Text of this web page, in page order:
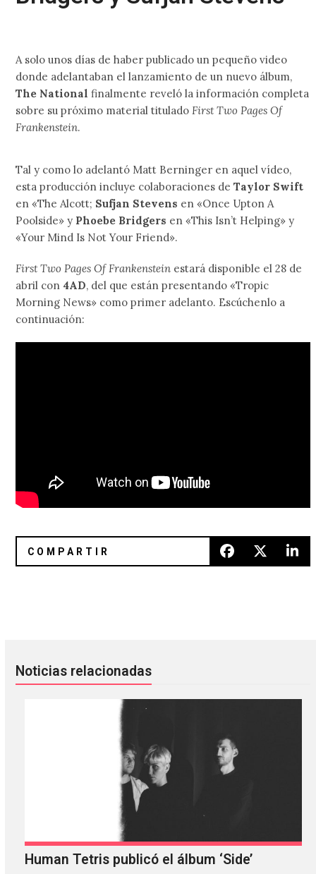
A solo unos días de haber publicado un pequeño video
donde adelantaban el lanzamiento de un nuevo álbum,
The National finalmente reveló la información completa
sobre su próximo material titulado First Two Pages Of
Frankenstein.
Tal y como lo adelantó Matt Berninger en aquel vídeo,
esta producción incluye colaboraciones deTaylor Swift
en «The Alcott; Sufjan Stevens en «Once Upton A
Poolside» y Phoebe Bridgers en «This Isn’t Helping» y
«Your Mind Is Not Your Friend».
First Two Pages Of Frankenstein estará disponible el 28 de
abril con 4AD, del que están presentando «Tropic
Morning News» como primer adelanto. Escúchenlo a
continuación:
Noticias relacionadas
Human Tetris publicó el álbum ‘Side’